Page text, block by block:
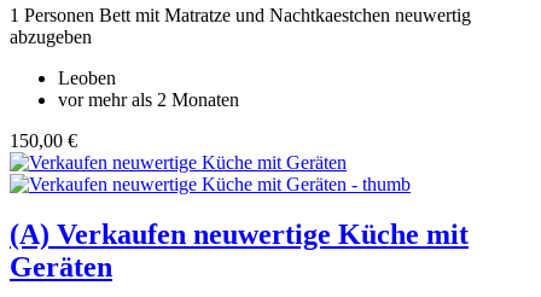
1 Personen Bett mit Matratze und Nachtkaestchen neuwertig
abzugeben
Leoben
vor mehr als 2 Monaten
150,00 €
(A) Verkaufen neuwertige Küche mit
Geräten